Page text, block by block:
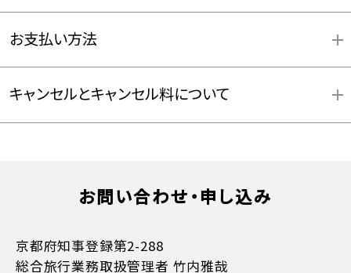
お支払い方法
キャンセルとキャンセル料について
お問い合わせ・申し込み
京都府知事登録第2-288
総合旅行業務取扱管理者 竹内雅哉